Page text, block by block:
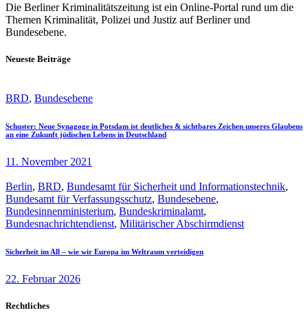
Die Berliner Kriminalitätszeitung ist ein Online-Portal rund um die
Themen Kriminalität, Polizei und Justiz auf Berliner und
Bundesebene.
Neueste Beiträge
BRD, Bundesebene
Schuster: Neue Synagoge in Potsdam ist deutliches & sichtbares Zeichen unseres Glaubens
an eine Zukunft jüdischen Lebens in Deutschland
11. November 2021
Berlin, BRD, Bundesamt für Sicherheit und Informationstechnik,
Bundesamt für Verfassungsschutz, Bundesebene,
Bundesinnenministerium, Bundeskriminalamt,
Bundesnachrichtendienst, Militärischer Abschirmdienst
Sicherheit im All – wie wir Europa im Weltraum verteidigen
22. Februar 2026
Rechtliches